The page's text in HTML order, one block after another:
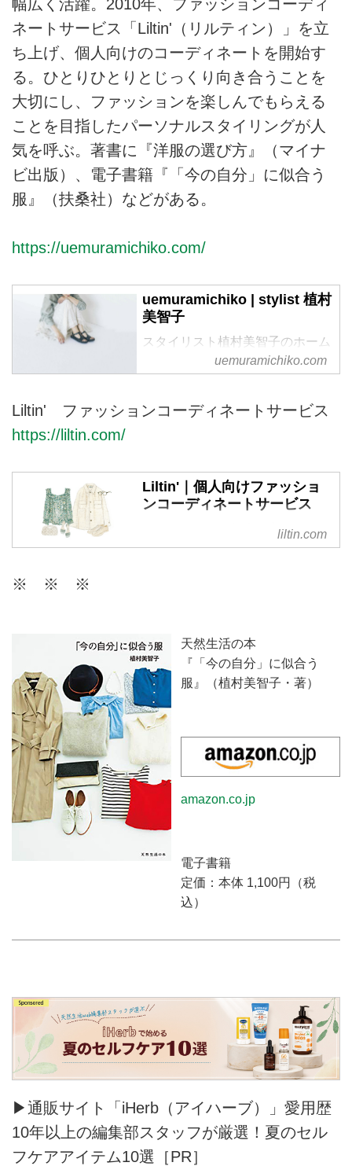
幅広く活躍。2010年、ファッションコーディ
ネートサービス「Liltin'（リルティン）」を立
ち上げ、個人向けのコーディネートを開始す
る。ひとりひとりとじっくり向き合うことを
大切にし、ファッションを楽しんでもらえる
ことを目指したパーソナルスタイリングが人
気を呼ぶ。著書に『洋服の選び方』（マイナ
ビ出版）、電子書籍『「今の自分」に似合う
服』（扶桑社）などがある。
https://uemuramichiko.com/
uemuramichiko | stylist 植村
美智子
スタイリスト植村美智子のホーム
ページです。uemuramichiko.com
Liltin' ファッションコーディネートサービス
https://liltin.com/
Liltin'｜個人向けファッショ
ンコーディネートサービス
リルティンは、個人の方が日頃の
ファッションに関するお悩みを相
しむお手伝いをいたします。
liltin.com
※ ※ ※
天然生活の本
『「今の自分」に似合う
服』（植村美智子・著）
amazon.co.jp
電子書籍
定価：本体 1,100円（税
込）
▶通販サイト「iHerb（アイハーブ）」愛用歴
10年以上の編集部スタッフが厳選！夏のセル
フケアアイテム10選［PR］